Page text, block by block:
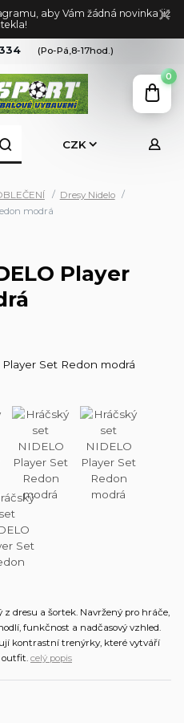
aby Vám žádná novinka již
CZK
(Po-Pá,8-17hod.)
0
Dresy Nidelo
modrá
Player
z dresu a šortek. Navržený pro hráče,
funkčnost a nadčasový vzhled.
kontrastní trenýrky, které vytváří
outfit. celý popis